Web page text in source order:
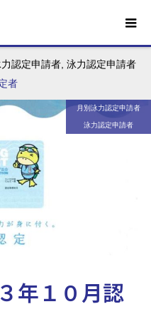
力認定申請者 泳力認定申請者
者
月別泳力認定申請者
泳力認定申請者
年１０月認